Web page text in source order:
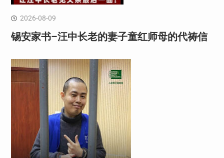
2026-08-09
锡安家书–汪中长老的妻子童红⁩师母的代祷信